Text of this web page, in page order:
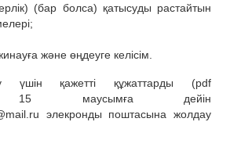
(бар болса) қатысуды растайтын
және өңдеуге келісім.
үшін қажетті құжаттарды (pdf
15 маусымға дейін
элекронды поштасына жолдау